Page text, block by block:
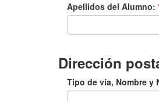
Apellidos del Alumno:
Dirección
Tipo de vía, Nombre y